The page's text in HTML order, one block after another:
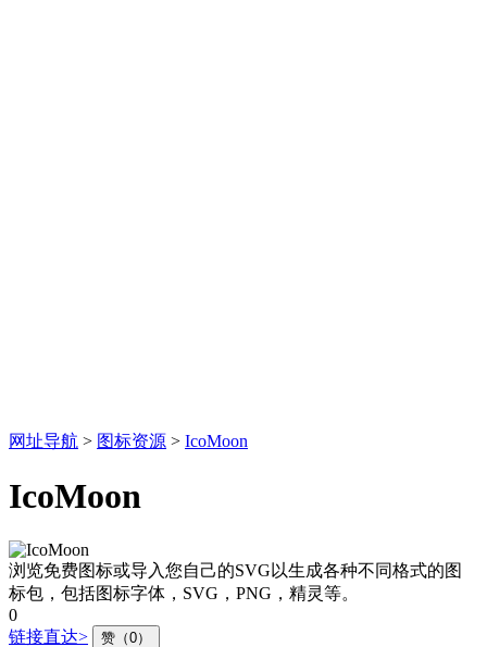
网址导航 > 图标资源 > IcoMoon
IcoMoon
浏览免费图标或导入您自己的SVG以生成各种不同格式的图
标包，包括图标字体，SVG，PNG，精灵等。
0
链接直达>
赞（0）